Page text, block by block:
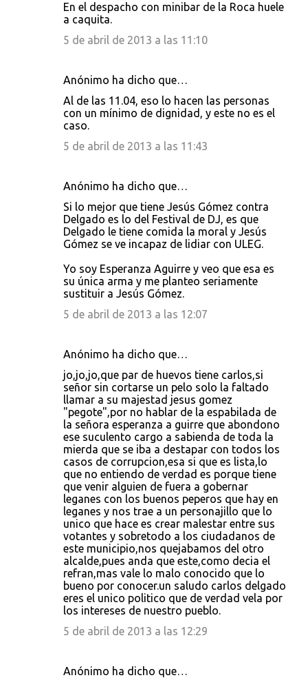
En el despacho con minibar de la Roca huele
a caquita.
5 de abril de 2013 a las 11:10
Anónimo ha dicho que…
Al de las 11.04, eso lo hacen las personas
con un mínimo de dignidad, y este no es el
caso.
5 de abril de 2013 a las 11:43
Anónimo ha dicho que…
Si lo mejor que tiene Jesús Gómez contra
Delgado es lo del Festival de DJ, es que
Delgado le tiene comida la moral y Jesús
Gómez se ve incapaz de lidiar con ULEG.
Yo soy Esperanza Aguirre y veo que esa es
su única arma y me planteo seriamente
sustituir a Jesús Gómez.
5 de abril de 2013 a las 12:07
Anónimo ha dicho que…
jo,jo,jo,que par de huevos tiene carlos,si
señor sin cortarse un pelo solo la faltado
llamar a su majestad jesus gomez
"pegote",por no hablar de la espabilada de
la señora esperanza a guirre que abondono
ese suculento cargo a sabienda de toda la
mierda que se iba a destapar con todos los
casos de corrupcion,esa si que es lista,lo
que no entiendo de verdad es porque tiene
que venir alguien de fuera a gobernar
leganes con los buenos peperos que hay en
leganes y nos trae a un personajillo que lo
unico que hace es crear malestar entre sus
votantes y sobretodo a los ciudadanos de
este municipio,nos quejabamos del otro
alcalde,pues anda que este,como decia el
refran,mas vale lo malo conocido que lo
bueno por conocer.un saludo carlos delgado
eres el unico politico que de verdad vela por
los intereses de nuestro pueblo.
5 de abril de 2013 a las 12:29
Anónimo ha dicho que…